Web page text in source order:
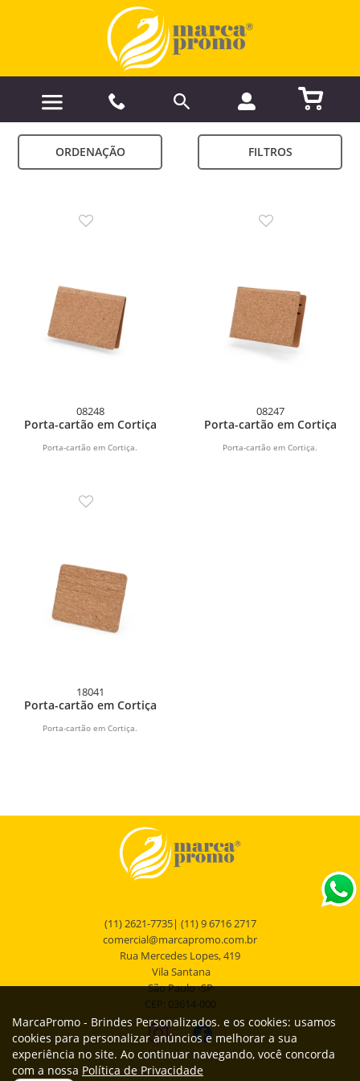
ORDENAÇÃO FILTROS
08248
Porta-cartão em Cortiça
Porta-cartão em Cortiça.
08247
Porta-cartão em Cortiça
Porta-cartão em Cortiça.
18041
Porta-cartão em Cortiça
Porta-cartão em Cortiça.
(11) 2621-7735| (11) 9 6716 2717
comercial@marcapromo.com.br
Rua Mercedes Lopes, 419
Vila Santana
São Paulo -SP
CEP: 03614-000
MarcaPromo - Brindes Personalizados. e os cookies: usamos
cookies para personalizar anúncios e melhorar a sua
experiência no site. Ao continuar navegando, você concorda
com a nossa Política de Privacidade